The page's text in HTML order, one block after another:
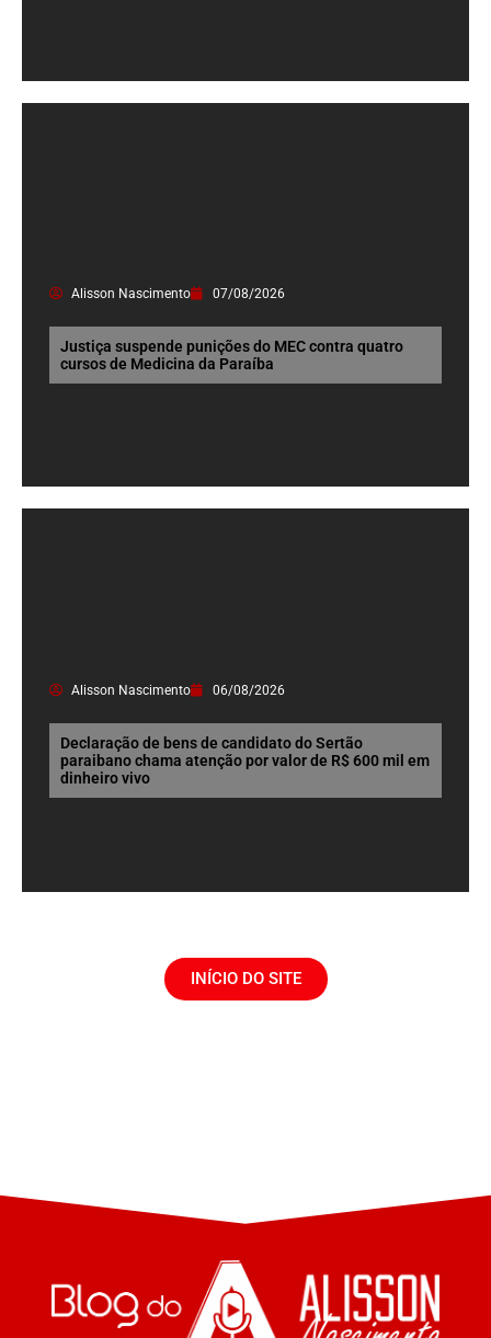
Alisson Nascimento 07/08/2026
Justiça suspende punições do MEC contra quatro
cursos de Medicina da Paraíba
Alisson Nascimento 06/08/2026
Declaração de bens de candidato do Sertão
paraibano chama atenção por valor de R$ 600 mil em
dinheiro vivo
INÍCIO DO SITE